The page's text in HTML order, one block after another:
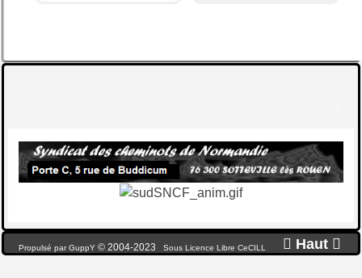
 Haut 
Propulsé par GuppY © 2004-2023 Sous Licence Libre CeCILL